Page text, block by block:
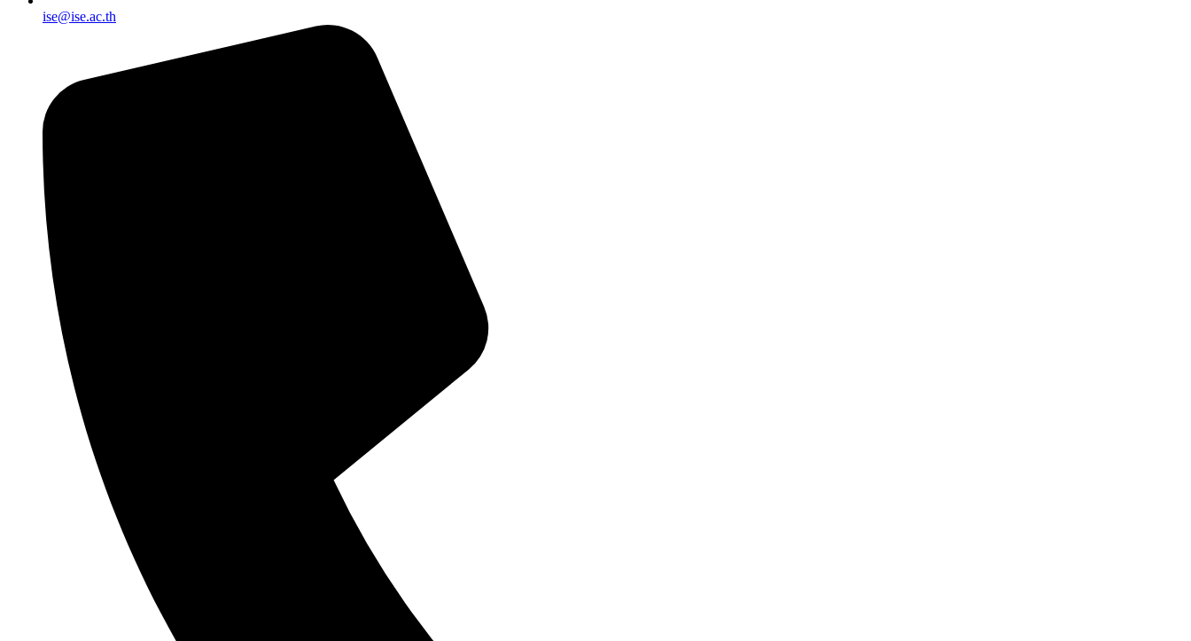
ise@ise.ac.th